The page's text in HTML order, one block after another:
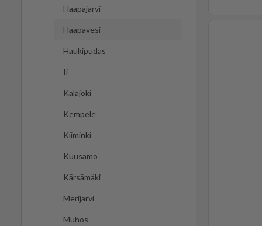
Haapajärvi
Haapavesi
Haukipudas
Ii
Kalajoki
Kempele
Kiiminki
Kuusamo
Kärsämäki
Merijärvi
Muhos